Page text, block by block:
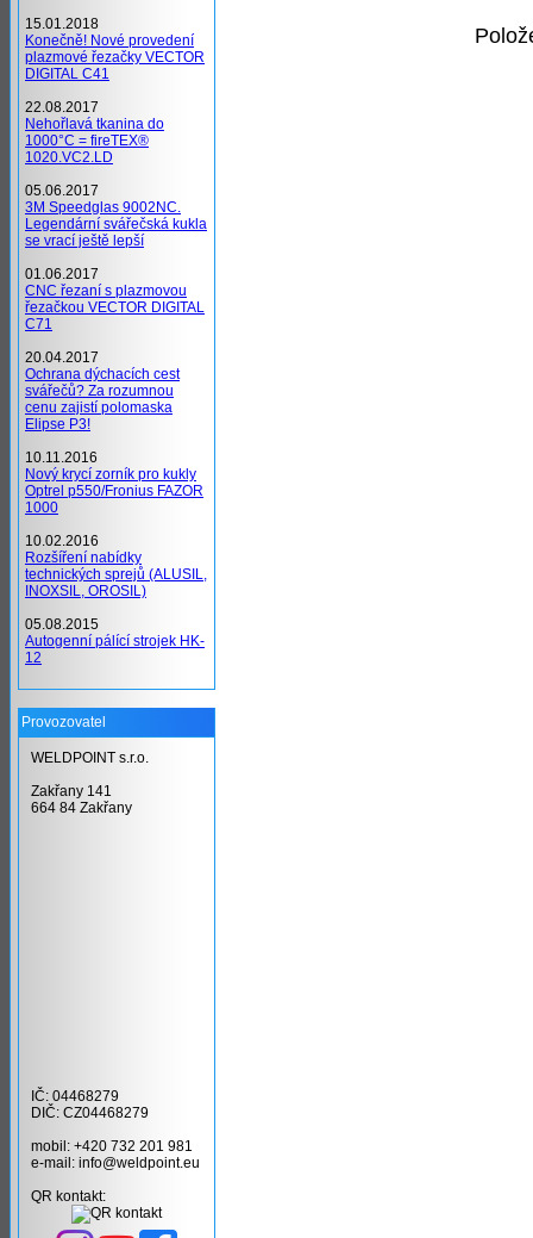
15.01.2018
Konečně! Nové provedení
plazmové řezačky VECTOR
DIGITAL C41
22.08.2017
Nehořlavá tkanina do
1000°C = fireTEX®
1020.VC2.LD
05.06.2017
3M Speedglas 9002NC.
Legendární svářečská kukla
se vrací ještě lepší
01.06.2017
CNC řezaní s plazmovou
řezačkou VECTOR DIGITAL
C71
20.04.2017
Ochrana dýchacích cest
svářečů? Za rozumnou
cenu zajistí polomaska
Elipse P3!
10.11.2016
Nový krycí zorník pro kukly
Optrel p550/Fronius FAZOR
1000
10.02.2016
Rozšíření nabídky
technických sprejů (ALUSIL,
INOXSIL, OROSIL)
05.08.2015
Autogenní pálící strojek HK-
12
Provozovatel
WELDPOINT s.r.o.
Zakřany 141
664 84 Zakřany
IČ: 04468279
DIČ: CZ04468279
mobil: +420 732 201 981
e-mail: info@weldpoint.eu
QR kontakt: